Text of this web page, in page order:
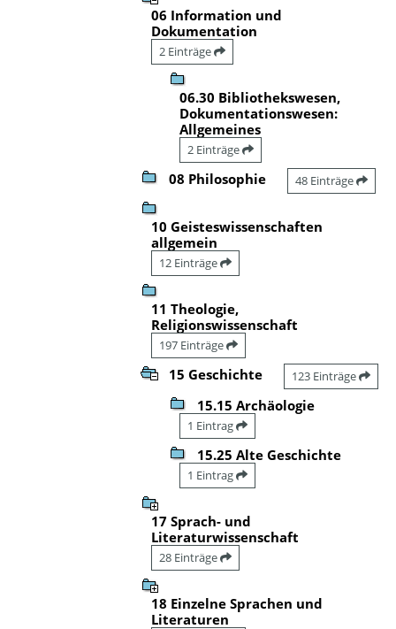
06 Information und
Dokumentation
2 Einträge
06.30 Bibliothekswesen,
Dokumentationswesen:
Allgemeines
2 Einträge
08 Philosophie 48 Einträge
10 Geisteswissenschaften
allgemein
12 Einträge
11 Theologie,
Religionswissenschaft
197 Einträge
15 Geschichte 123 Einträge
15.15 Archäologie
1 Eintrag
15.25 Alte Geschichte
1 Eintrag
17 Sprach- und
Literaturwissenschaft
28 Einträge
18 Einzelne Sprachen und
Literaturen